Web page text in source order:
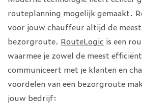
routeplanning mogelijk gemaakt.
voor jouw chauffeur altijd de
bezorgroute. RouteLogic is een
waarmee je zowel de meest
communiceert met je klanten en
voordelen van een bezorgroute
jouw bedrijf: